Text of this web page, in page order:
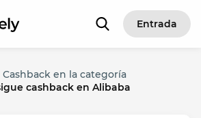
Entrada
Cashback en la categoría
cashback en Alibaba